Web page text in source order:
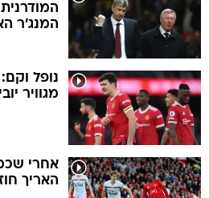
המנג'ר
נופל
מגוויר
אחרי
האריך